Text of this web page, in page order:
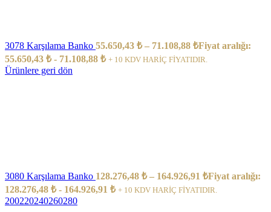
3078 Karşılama Banko 55.650,43 ₺ – 71.108,88 ₺Fiyat aralığı:
55.650,43 ₺ - 71.108,88 ₺ + 10 KDV HARİÇ FİYATIDIR.
Ürünlere geri dön
3080 Karşılama Banko 128.276,48 ₺ – 164.926,91 ₺Fiyat aralığı:
128.276,48 ₺ - 164.926,91 ₺ + 10 KDV HARİÇ FİYATIDIR.
200220240260280